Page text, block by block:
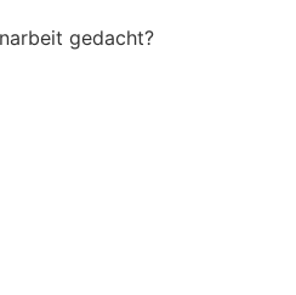
gedacht?